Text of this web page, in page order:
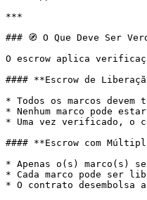
***
### 🧭 O Que Deve Ser
O escrow aplica
#### **Escrow de
* Todos os marcos
* Nenhum marco pode
* Uma vez verificado, o
#### **Escrow com
* Apenas o(s) marco(s)
* Cada marco pode ser
* O contrato desembolsa